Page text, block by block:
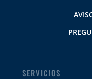
SERVICIOS